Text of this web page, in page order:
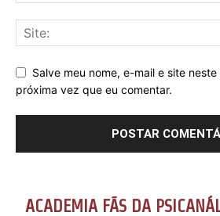
Salve meu nome, e-mail e site
próxima vez que eu comentar.
ACADEMIA FÃS DA